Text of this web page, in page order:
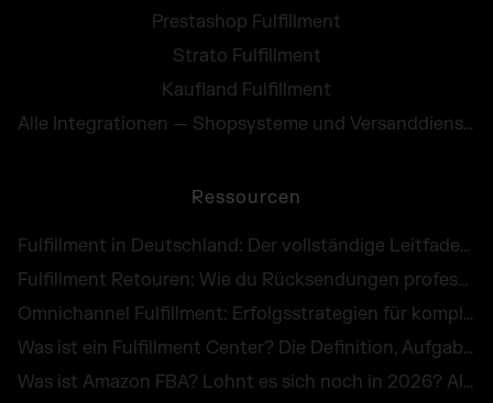
Prestashop Fulfillment
Strato Fulfillment
Kaufland Fulfillment
Alle Integrationen — Shopsysteme und Versanddienste
Ressourcen
Fulfillment in Deutschland: Der vollständige Leitfaden für E-Commerce Händler
Fulfillment Retouren: Wie du Rücksendungen professionell abwickelst und als Chance nutzt
Omnichannel Fulfillment: Erfolgsstrategien für komplexe Unternehmenslogistik
Was ist ein Fulfillment Center? Die Definition, Aufgaben und Kosten im großen Überblick
Was ist Amazon FBA? Lohnt es sich noch in 2026? Alle Infos zu Kosten, Vorteilen & Alternativen